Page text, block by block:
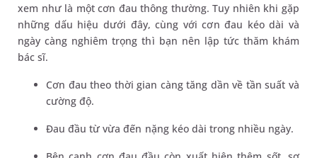
xem như là một cơn đau thông thường. Tuy nhiên khi gặp
những dấu hiệu dưới đây, cùng với cơn đau kéo dài và
ngày càng nghiêm trọng thì bạn nên lập tức thăm khám
bác sĩ.
Cơn đau theo thời gian càng tăng dần về tần suất và
cường độ.
Đau đầu từ vừa đến nặng kéo dài trong nhiều ngày.